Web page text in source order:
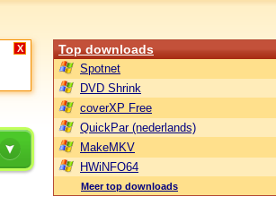
X Top downloads
Spotnet
DVD Shrink
coverXP Free
QuickPar (nederlands)
MakeMKV
HWiNFO64
Meer top downloads